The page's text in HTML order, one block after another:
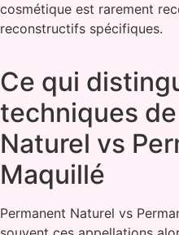
cosmétique est rarement
reconstructifs spécifiques.
Ce qui
techniques
Naturel vs
Maquillé
Permanent Naturel vs